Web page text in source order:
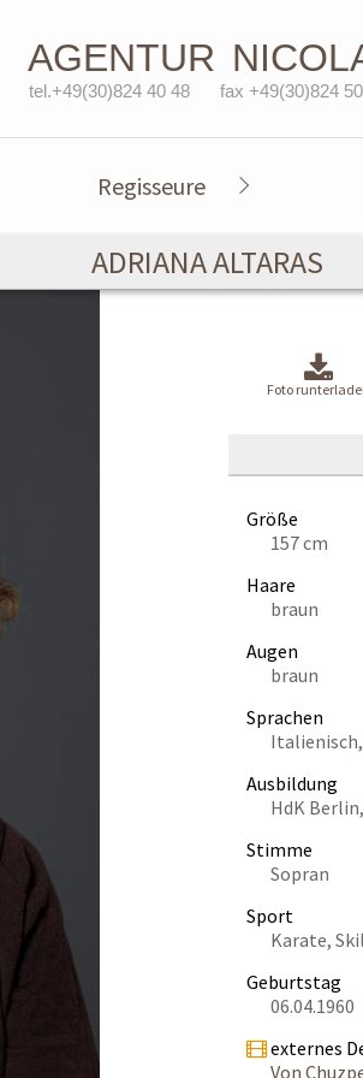
AGENTUR
tel.+49(30)824 40 48 fax +49(30)824
Regisseure
ADRIANA ALTARAS
Foto
Größe
157 cm
Haare
braun
Augen
braun
Sprachen
Ausbildung
HdK
Stimme
Sopran
Sport
Karate,
Geburtstag
06.04.1960
externes
Von